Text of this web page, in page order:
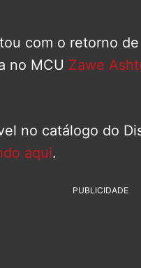
com o retorno de
no MCU Zawe
no catálogo do
aqui.
PUBLICIDADE